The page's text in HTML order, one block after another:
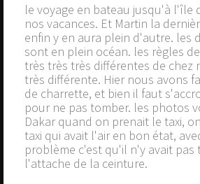
le voyage en bateau jusqu'à l'île
nos vacances. Et Martin la
enfin y en aura plein d'autre. les
sont en plein océan. les règles
très très très différentes de chez
très différente. Hier nous avons
de charrette, et bien il faut
pour ne pas tomber. les photos
Dakar quand on prenait le taxi,
taxi qui avait l'air en bon état,
problème c'est qu'il n'y avait pas
l'attache de la ceinture.